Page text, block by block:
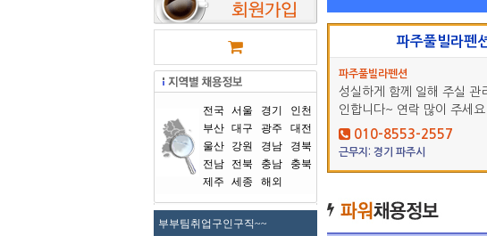
전국 서울 경기
인천
부산 대구 광주
대전
울산
강원 경남
경북
전남
전북 충남
충북
제주
세종 해외
부부팀취업구인구직~~
파주풀빌라펜
파주풀빌라펜션
성실하게 함께 일해 주실 관
인합니다~ 연락 많이 주세
010-8553-2557
근무지: 경기 파주시